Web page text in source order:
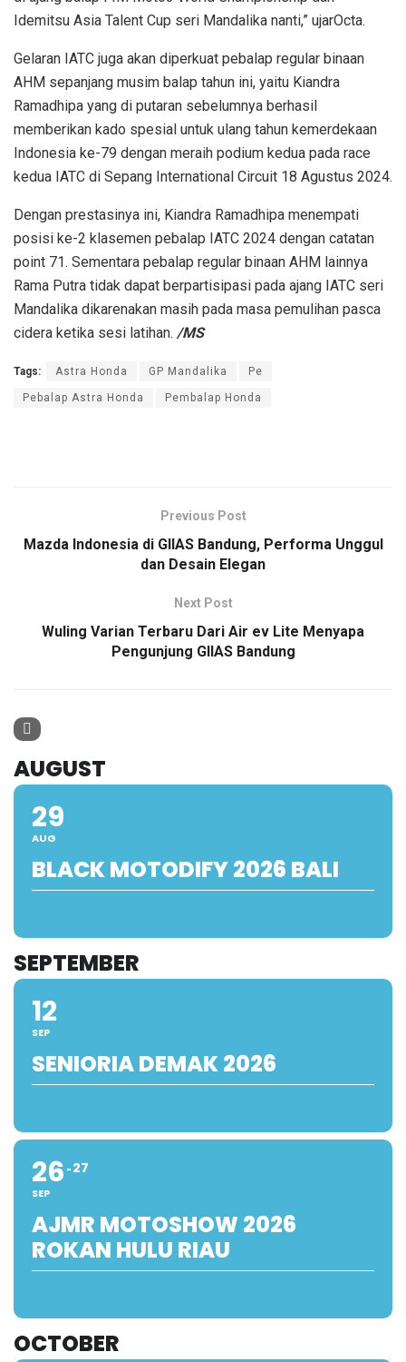
Idemitsu Asia Talent Cup seri Mandalika nanti,” ujarOcta.
Gelaran IATC juga akan diperkuat pebalap regular binaan
AHM sepanjang musim balap tahun ini, yaitu Kiandra
Ramadhipa yang di putaran sebelumnya berhasil
memberikan kado spesial untuk ulang tahun kemerdekaan
Indonesia ke-79 dengan meraih podium kedua pada race
kedua IATC di Sepang International Circuit 18 Agustus 2024.
Dengan prestasinya ini, Kiandra Ramadhipa menempati
posisi ke-2 klasemen pebalap IATC 2024 dengan catatan
point 71. Sementara pebalap regular binaan AHM lainnya
Rama Putra tidak dapat berpartisipasi pada ajang IATC seri
Mandalika dikarenakan masih pada masa pemulihan pasca
cidera ketika sesi latihan. /MS
Tags: Astra Honda GP Mandalika Pe
Pebalap Astra Honda Pembalap Honda
Previous Post
Mazda Indonesia di GIIAS Bandung, Performa Unggul
dan Desain Elegan
Next Post
Wuling Varian Terbaru Dari Air ev Lite Menyapa
Pengunjung GIIAS Bandung
AUGUST
29
AUG
BLACK MOTODIFY 2026 BALI
SEPTEMBER
12
SEP
SENIORIA DEMAK 2026
26
SEP
27
AJMR MOTOSHOW 2026
ROKAN HULU RIAU
OCTOBER